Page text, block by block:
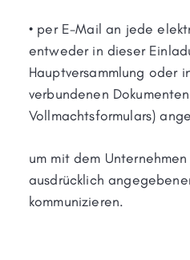
• per E-Mail an jede
entweder in dieser
Hauptversammlung oder
verbundenen
Vollmachtsformulars)
um mit dem
ausdrücklich
kommunizieren.